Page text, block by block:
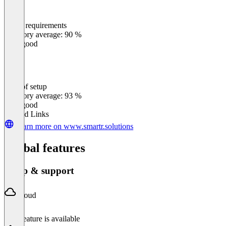
Meets requirements
Category average: 90 %
Very good
Ease of setup
Category average: 93 %
Very good
Related Links
Learn more on www.smartr.solutions
Global features
Setup & support
Cloud
This feature is available